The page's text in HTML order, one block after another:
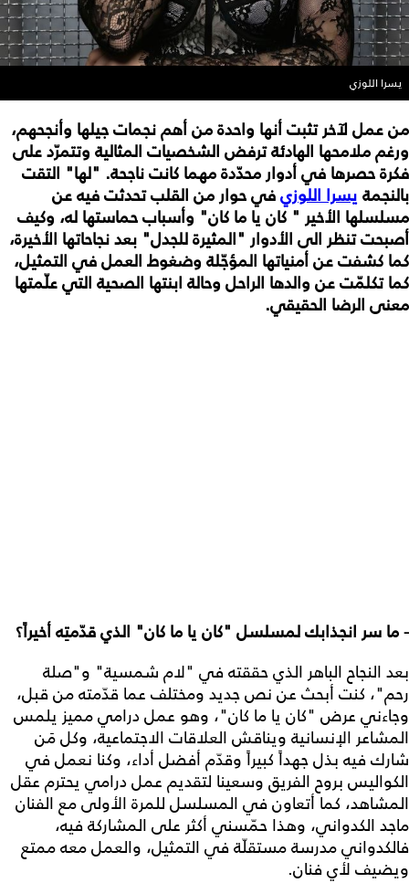
يسرا اللوزي
من عمل لآخر تثبت أنها واحدة من أهم نجمات جيلها وأنجحهم،
ورغم ملامحها الهادئة ترفض الشخصيات المثالية وتتمرّد على
فكرة حصرها في أدوار محدّدة مهما كانت ناجحة. "لها" التقت
بالنجمة يسرا اللوزيفي حوار من القلب تحدثت فيه عن
مسلسلها الأخير " كان يا ما كان" وأسباب حماستها له، وكيف
أصبحت تنظر الى الأدوار "المثيرة للجدل" بعد نجاحاتها الأخيرة،
كما كشفت عن أمنياتها المؤجّلة وضغوط العمل في التمثيل،
كما تكلمّت عن والدها الراحل وحالة ابنتها الصحية التي علّمتها
معنى الرضا الحقيقي.
- ما سر انجذابك لمسلسل "كان يا ما كان" الذي قدّمتِه أخيراً؟
بعد النجاح الباهر الذي حققته في "لام شمسية" و"صلة
رحم"، كنت أبحث عن نص جديد ومختلف عما قدّمته من قبل،
وجاءني عرض "كان يا ما كان"، وهو عمل درامي مميز يلمس
المشاعر الإنسانية ويناقش العلاقات الاجتماعية، وكل مَن
شارك فيه بذل جهداً كبيراً وقدّم أفضل أداء، وكنا نعمل في
الكواليس بروح الفريق وسعينا لتقديم عمل درامي يحترم عقل
المشاهد، كما أتعاون في المسلسل للمرة الأولى مع الفنان
ماجد الكدواني، وهذا حمّسني أكثر على المشاركة فيه،
فالكدواني مدرسة مستقلّة في التمثيل، والعمل معه ممتع
ويضيف لأي فنان.